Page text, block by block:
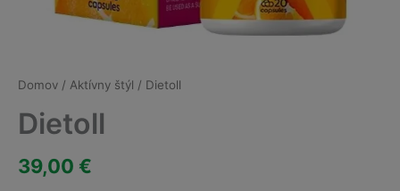
Domov / Aktívny štýl / Dietoll
Dietoll
39,00 €